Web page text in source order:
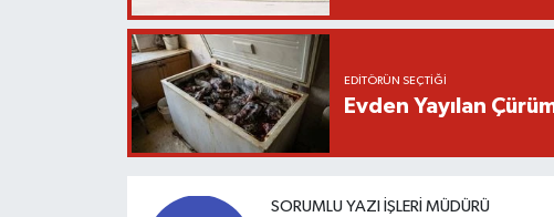
EDITÖRÜN SEÇTIĞI
Evden Yayılan
SORUMLU YAZI İŞLERI MÜDÜRÜ